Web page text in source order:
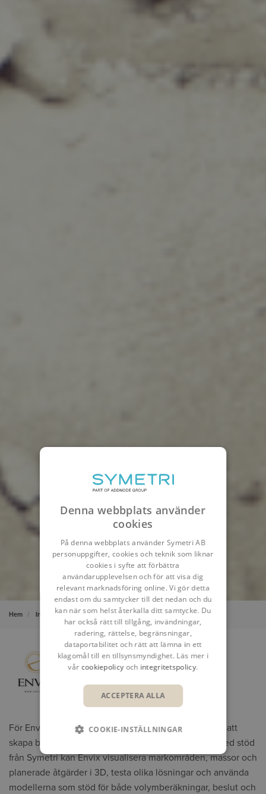
Hem Insikter Kundcase Envix – När varje kubikmeter räknas
För Envix har BIM och digitala modeller blivit ett sätt att
skapa bättre kontroll i komplexa saneringsprojekt. Med stöd
från Symetri kan Envix visualisera markområden, massor och
planerade åtgärder i 3D, testa olika lösningar och använda
modellerna som stöd för både volymberäkningar, beslut och
Denna webbplats använder
cookies
På denna webbplats använder Symetri AB
personuppgifter, cookies och teknik som liknar
cookies i syfte att förbättra
användarupplevelsen och för att visa dig
relevant marknadsföring online. Vi gör detta
endast om du samtycker till det nedan och du
kan när som helst återkalla ditt samtycke. Du
har också rätt till tillgång, invändningar,
radering, rättelse, begränsningar,
dataportabilitet och rätt att lämna in ett
klagomål till en tillsynsmyndighet. Läs mer i
vår cookiepolicyoch integritetspolicy.
ACCEPTERA ALLA
COOKIE-INSTÄLLNINGAR